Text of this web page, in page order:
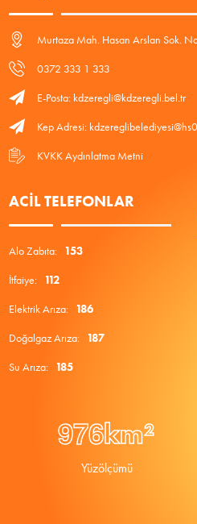
Murtaza Mah. Hasan Arslan Sok.
0372 333 1 333
E-Posta: kdzeregli@kdzeregli.bel.tr
Kep Adresi:
KVKK Aydınlatma Metni
ACIL TELEFONLAR
Alo Zabıta: 153
İtfaiye: 112
Elektrik Arıza: 186
Doğalgaz Arıza: 187
Su Arıza: 185
976km²
Yüzölçümü